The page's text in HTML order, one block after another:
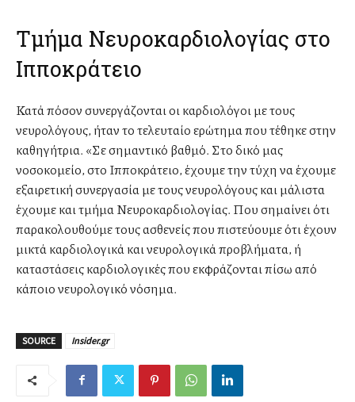
Τμήμα Νευροκαρδιολογίας στο
Ιπποκράτειο
Κατά πόσον συνεργάζονται οι καρδιολόγοι με τους
νευρολόγους, ήταν το τελευταίο ερώτημα που τέθηκε στην
καθηγήτρια. «Σε σημαντικό βαθμό. Στο δικό μας
νοσοκομείο, στο Ιπποκράτειο, έχουμε την τύχη να έχουμε
εξαιρετική συνεργασία με τους νευρολόγους και μάλιστα
έχουμε και τμήμα Νευροκαρδιολογίας. Που σημαίνει ότι
παρακολουθούμε τους ασθενείς που πιστεύουμε ότι έχουν
μικτά καρδιολογικά και νευρολογικά προβλήματα, ή
καταστάσεις καρδιολογικές που εκφράζονται πίσω από
κάποιο νευρολογικό νόσημα.
SOURCE Insider.gr